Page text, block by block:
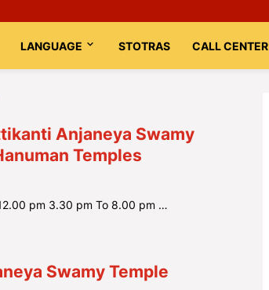
LANGUAGE STOTRAS CALL CENTER
Anjaneya Swamy
Temples
pm 3.30 pm To 8.00 pm …
Swamy Temple